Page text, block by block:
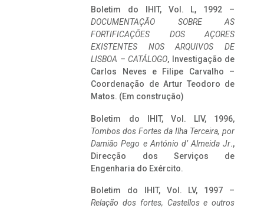
Boletim do IHIT, Vol. L, 1992 –
DOCUMENTAÇÃO SOBRE AS
FORTIFICAÇÕES DOS AÇORES
EXISTENTES NOS ARQUIVOS DE
LISBOA – CATÁLOGO, Investigação de
Carlos Neves e Filipe Carvalho –
Coordenação de Artur Teodoro de
Matos. (Em construção)
Boletim do IHIT, Vol. LIV, 1996,
Tombos dos Fortes da Ilha Terceira, por
Damião Pego e António d’ Almeida Jr.,
Direcção dos Serviços de
Engenharia do Exército.
Boletim do IHIT, Vol. LV, 1997 –
Relação dos fortes, Castellos e outros